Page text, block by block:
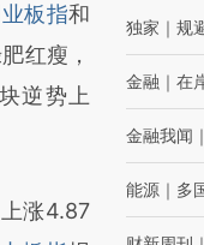
板指和
红瘦，
逆势上
涨4.87
独家 ｜ 规
金融 ｜ 在
金融我闻 ｜
能源 ｜ 多